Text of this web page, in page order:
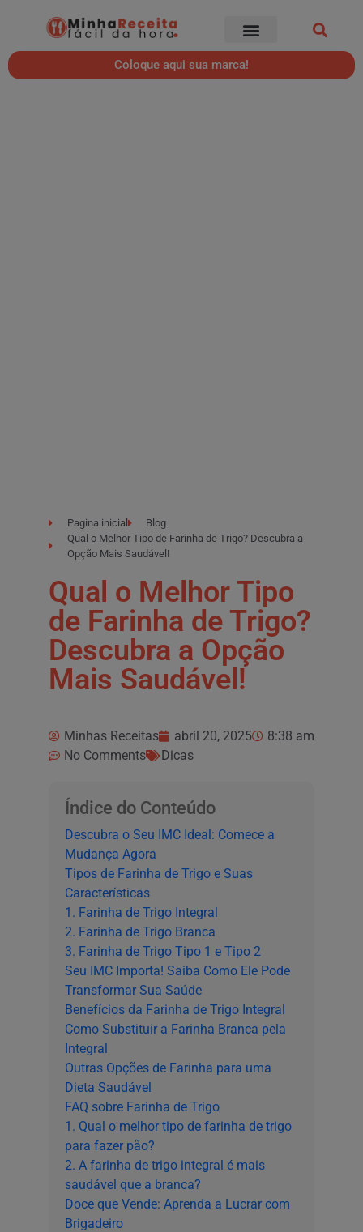
Coloque aqui sua marca!
Pagina inicial
Blog
Qual o Melhor Tipo de Farinha de Trigo? Descubra a
Opção Mais Saudável!
Qual o Melhor Tipo
de Farinha de Trigo?
Descubra a Opção
Mais Saudável!
Minhas Receitas abril 20, 2025
8:38 am
No Comments
Dicas
Índice do Conteúdo
Descubra o Seu IMC Ideal: Comece a
Mudança Agora
Tipos de Farinha de Trigo e Suas
Características
1. Farinha de Trigo Integral
2. Farinha de Trigo Branca
3. Farinha de Trigo Tipo 1 e Tipo 2
Seu IMC Importa! Saiba Como Ele Pode
Transformar Sua Saúde
Benefícios da Farinha de Trigo Integral
Como Substituir a Farinha Branca pela
Integral
Outras Opções de Farinha para uma
Dieta Saudável
FAQ sobre Farinha de Trigo
1. Qual o melhor tipo de farinha de trigo
para fazer pão?
2. A farinha de trigo integral é mais
saudável que a branca?
Doce que Vende: Aprenda a Lucrar com
Brigadeiro